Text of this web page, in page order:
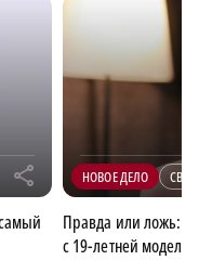
r НОВОЕ ДЕЛО
Правда или ложь:
с 19-летней